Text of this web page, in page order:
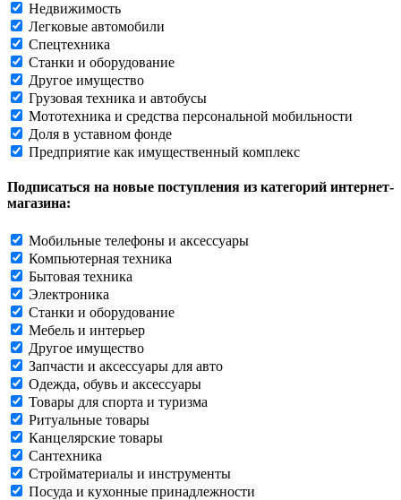
Недвижимость
Легковые автомобили
Спецтехника
Станки и оборудование
Другое имущество
Грузовая техника и автобусы
Мототехника и средства персональной мобильности
Доля в уставном фонде
Предприятие как имущественный комплекс
Подписаться на новые поступления из категорий интернет-
магазина:
Мобильные телефоны и аксессуары
Компьютерная техника
Бытовая техника
Электроника
Станки и оборудование
Мебель и интерьер
Другое имущество
Запчасти и аксессуары для авто
Одежда, обувь и аксессуары
Товары для спорта и туризма
Ритуальные товары
Канцелярские товары
Сантехника
Стройматериалы и инструменты
Посуда и кухонные принадлежности